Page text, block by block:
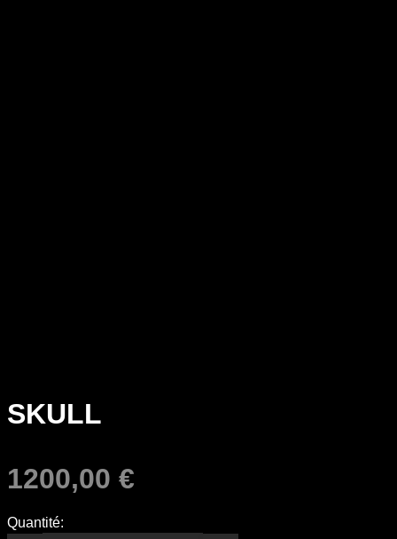
SKULL
1200,00 €
Quantité: